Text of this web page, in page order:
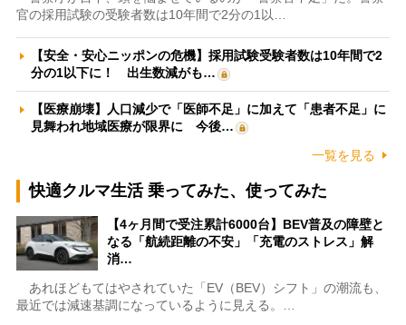
官の採用試験の受験者数は10年間で2分の1以…
【安全・安心ニッポンの危機】採用試験受験者数は10年間で2
分の1以下に！ 出生数減がも…
【医療崩壊】人口減少で「医師不足」に加えて「患者不足」に
見舞われ地域医療が限界に 今後…
一覧を見る
快適クルマ生活 乗ってみた、使ってみた
【4ヶ月間で受注累計6000台】BEV普及の障壁と
なる「航続距離の不安」「充電のストレス」解
消…
あれほどもてはやされていた「EV（BEV）シフト」の潮流も、
最近では減速基調になっているように見える。…